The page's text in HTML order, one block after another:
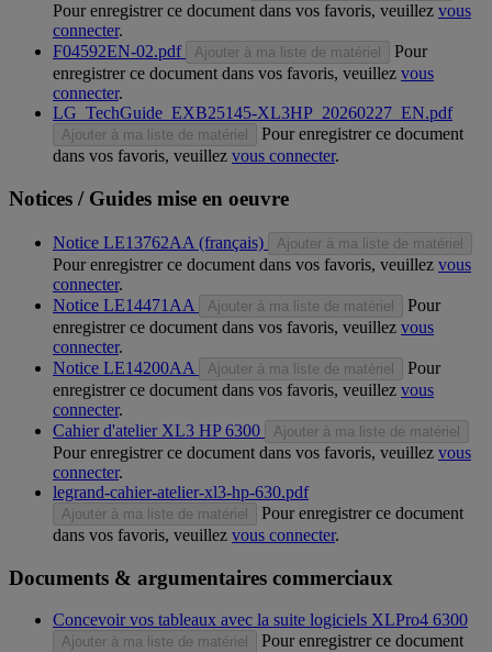
Pour enregistrer ce document dans vos favoris, veuillez vous
connecter.
F04592EN-02.pdf
Ajouter à ma liste de matériel
Pour
enregistrer ce document dans vos favoris, veuillez vous
connecter.
LG_TechGuide_EXB25145-XL3HP_20260227_EN.pdf
Ajouter à ma liste de matériel
Pour enregistrer ce document
dans vos favoris, veuillez vous connecter.
Notices / Guides mise en oeuvre
Notice LE13762AA (français) Ajouter à ma liste de matériel
Pour enregistrer ce document dans vos favoris, veuillez vous
connecter.
Notice LE14471AA
Ajouter à ma liste de matériel
Pour
enregistrer ce document dans vos favoris, veuillez vous
connecter.
Notice LE14200AA
Ajouter à ma liste de matériel
Pour
enregistrer ce document dans vos favoris, veuillez vous
connecter.
Cahier d'atelier XL3 HP 6300
Ajouter à ma liste de matériel
Pour enregistrer ce document dans vos favoris, veuillez vous
connecter.
legrand-cahier-atelier-xl3-hp-630.pdf
Ajouter à ma liste de matériel
Pour enregistrer ce document
dans vos favoris, veuillez vous connecter.
Documents & argumentaires commerciaux
Concevoir vos tableaux avec la suite logiciels XLPro4 6300
Ajouter à ma liste de matériel
Pour enregistrer ce document